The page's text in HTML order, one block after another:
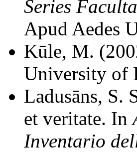
Series
Apud Aedes
Kūle, M.
University of
Ladusāns, S.
et veritate. In
Inventario